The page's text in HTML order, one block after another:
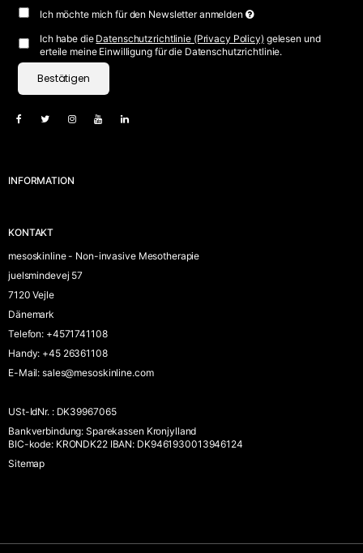
Ich möchte mich für den Newsletter anmelden
Ich habe die Datenschutzrichtlinie (Privacy Policy) gelesen und
erteile meine Einwilligung für die Datenschutzrichtlinie.
Bestätigen
INFORMATION
KONTAKT
mesoskinline - Non-invasive Mesotherapie
juelsmindevej 57
7120 Vejle
Dänemark
Telefon: +4571741108
Handy: +45 26361108
E-Mail: sales@mesoskinline.com
USt-IdNr. :DK39967065
Bankverbindung: Sparekassen Kronjylland
BIC-kode: KRONDK22 IBAN: DK9461930013946124
Sitemap